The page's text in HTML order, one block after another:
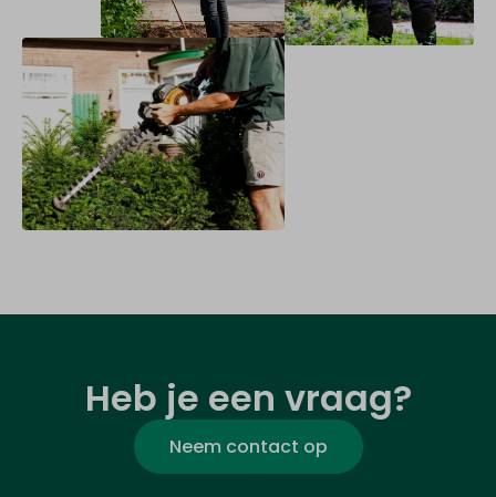
Heb je een vraag?
Neem contact op